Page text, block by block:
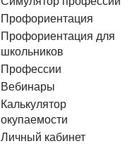
Профориентация
Профориентация для
школьников
Профессии
Вебинары
Калькулятор
окупаемости
Личный кабинет